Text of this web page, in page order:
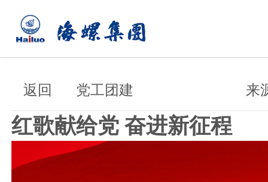
返回 党工团建 来
红歌献给党 奋进新征程